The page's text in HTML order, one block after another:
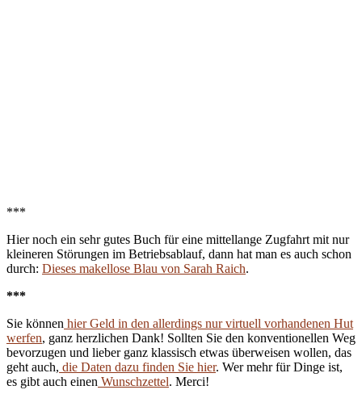
***
Hier noch ein sehr gutes Buch für eine mittellange Zugfahrt mit nur
kleineren Störungen im Betriebsablauf, dann hat man es auch schon
durch: Dieses makellose Blau von Sarah Raich.
***
Sie können hier Geld in den allerdings nur virtuell vorhandenen Hut
werfen, ganz herzlichen Dank! Sollten Sie den konventionellen Weg
bevorzugen und lieber ganz klassisch etwas überweisen wollen, das
geht auch, die Daten dazu finden Sie hier. Wer mehr für Dinge ist,
es gibt auch einen Wunschzettel. Merci!